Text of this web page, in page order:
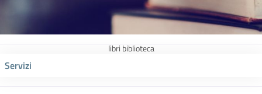
libri biblioteca
Servizi